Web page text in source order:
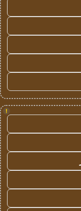
!